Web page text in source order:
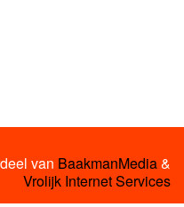
van BaakmanMedia&
Vrolijk Internet Services